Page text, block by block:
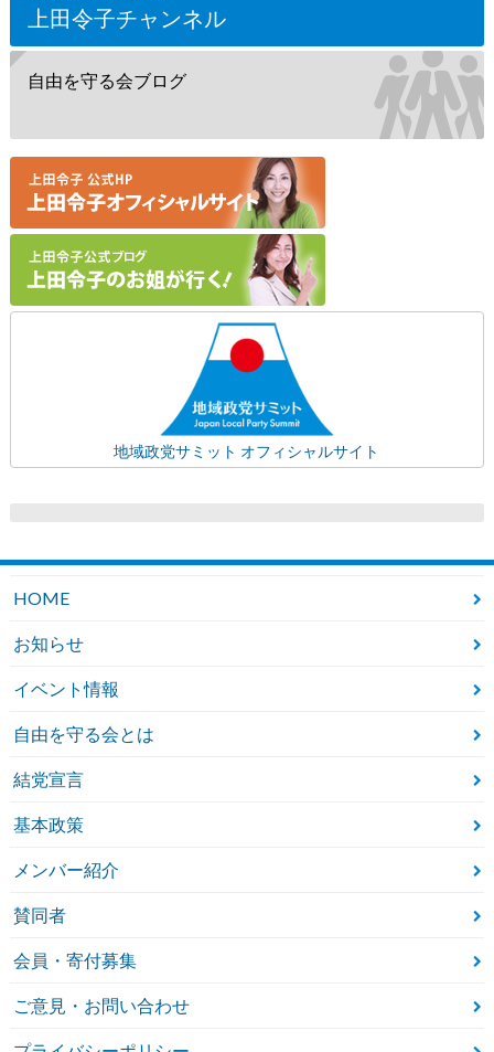
上田令子チャンネル
自由を守る会ブログ
地域政党サミット オフィシャルサイト
HOME
お知らせ
イベント情報
自由を守る会とは
結党宣言
基本政策
メンバー紹介
賛同者
会員・寄付募集
ご意見・お問い合わせ